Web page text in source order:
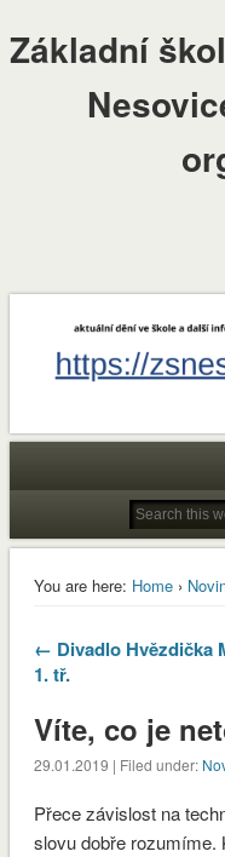
Základní
You are here: Home›
← Divadlo Hvězdička
1. tř.
Víte, co je
29.01.2019 | Filed under:
Přece závislost na
slovu dobře rozumíme.